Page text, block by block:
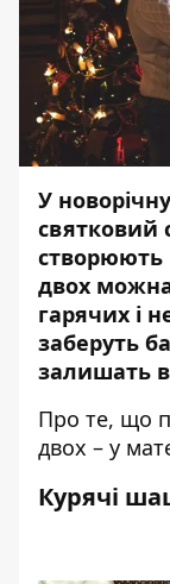
У
святковий
створюють
двох
гарячих і
заберуть
залишать
Про те, що
двох – у
Курячі